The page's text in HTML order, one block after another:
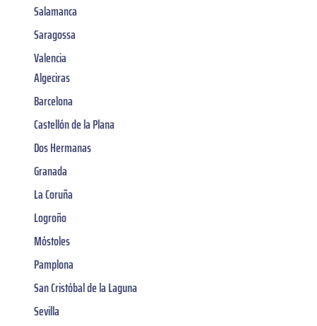
Salamanca
Saragossa
Valencia
Algeciras
Barcelona
Castellón de la Plana
Dos Hermanas
Granada
La Coruña
Logroño
Móstoles
Pamplona
San Cristóbal de la Laguna
Sevilla